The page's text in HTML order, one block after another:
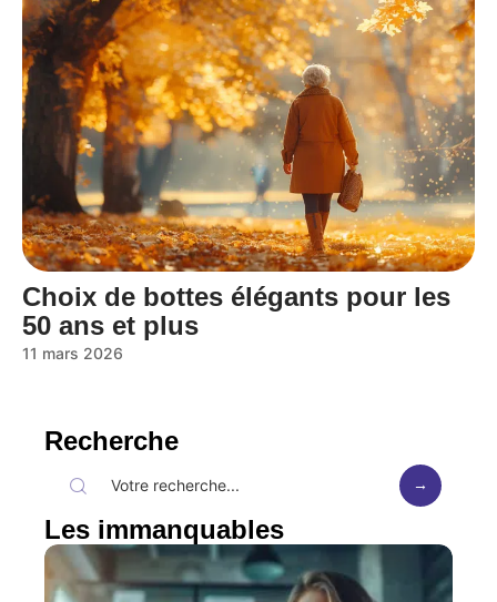
Choix de bottes élégants pour les
50 ans et plus
11 mars 2026
Recherche
Les immanquables